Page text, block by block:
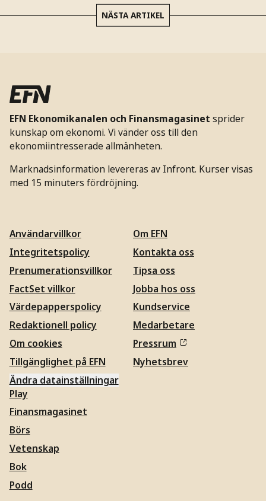
NÄSTA ARTIKEL
EFN Ekonomikanalen och Finansmagasinet sprider
kunskap om ekonomi. Vi vänder oss till den
ekonomiintresserade allmänheten.
Marknadsinformation levereras av Infront. Kurser visas
med 15 minuters fördröjning.
Användarvillkor
Integritetspolicy
Prenumerationsvillkor
FactSet villkor
Värdepapperspolicy
Redaktionell policy
Om cookies
Tillgänglighet på EFN
Ändra datainställningar
Om EFN
Kontakta oss
Tipsa oss
Jobba hos oss
Kundservice
Medarbetare
Pressrum
Nyhetsbrev
Play
Finansmagasinet
Börs
Vetenskap
Bok
Podd